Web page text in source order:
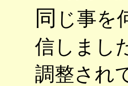
同 じ事を
信しまし
調整され